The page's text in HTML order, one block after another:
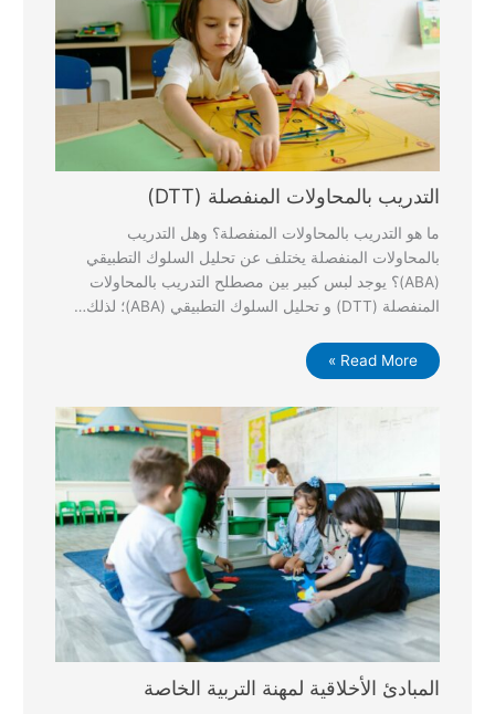
التدريب بالمحاولات المنفصلة (DTT)
ما هو التدريب بالمحاولات المنفصلة؟ وهل التدريب
بالمحاولات المنفصلة يختلف عن تحليل السلوك التطبيقي
(ABA)؟ يوجد لبس كبير بين مصطلح التدريب بالمحاولات
المنفصلة (DTT) و تحليل السلوك التطبيقي (ABA)؛ لذلك…
Read More »
المبادئ الأخلاقية لمهنة التربية الخاصة